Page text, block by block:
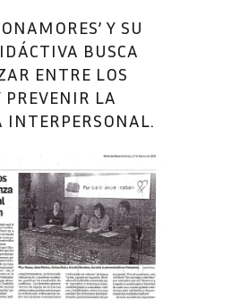
Y SU
BUSCA
ENTRE LOS
PREVENIR LA
INTERPERSONAL.